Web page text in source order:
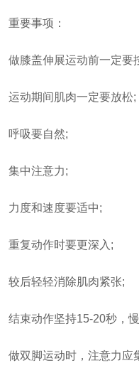
重要事项：
做膝盖伸展运动前一定要
运动期间肌肉一定要放松;
呼吸要自然;
集中注意力;
力度和速度要适中;
重复动作时要更深入;
较后轻轻消除肌肉紧张;
结束动作坚持15-20秒，
做双脚运动时，注意力应